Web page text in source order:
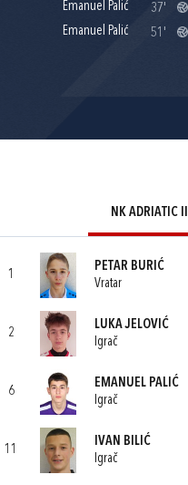
Emanuel Palić
37'
Emanuel Palić
51'
NK ADRIATIC II
1
PETAR BURIĆ
Vratar
2
LUKA JELOVIĆ
Igrač
6
EMANUEL PALIĆ
Igrač
11
IVAN BILIĆ
Igrač